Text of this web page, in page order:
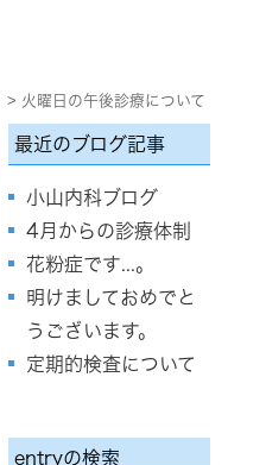
火曜日の午後診療について
最近のブログ記事
小山内科ブログ
4月からの診療体制
花粉症です...。
明けましておめでと
うございます。
定期的検査について
entryの検索